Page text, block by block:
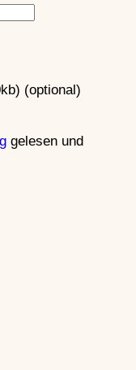
(optional)
gelesen und